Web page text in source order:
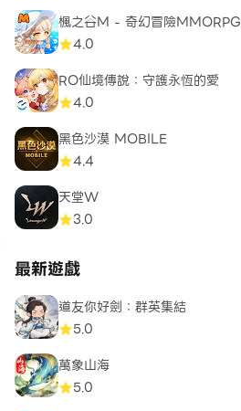
楓之谷M - 奇幻冒險MMORPG
4.0
RO仙境傳說：守護永恆的愛
4.0
黑色沙漠 MOBILE
4.4
天堂W
3.0
最新遊戲
道友你好劍：群英集結
5.0
萬象山海
5.0